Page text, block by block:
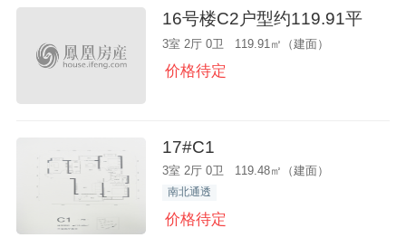
16号楼C2户型约119.91平
3室 2厅 0卫 119.91㎡（建面）
价格待定
17#C1
3室 2厅 0卫 119.48㎡（建面）
南北通透
价格待定